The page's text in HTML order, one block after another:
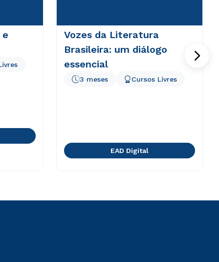
Vozes da Literatura
Brasileira: um diálogo
essencial
3 meses Cursos Livres
EAD Digital